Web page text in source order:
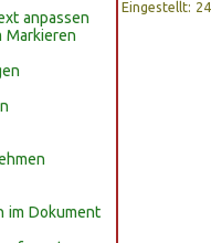
anpassen
Markieren
im Dokument
Eingestellt: